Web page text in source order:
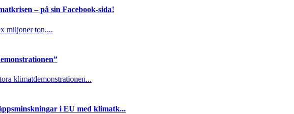
– på sin Facebook-sida!
miljoner ton,...
klimatdemonstrationen...
i EU med klimatk...